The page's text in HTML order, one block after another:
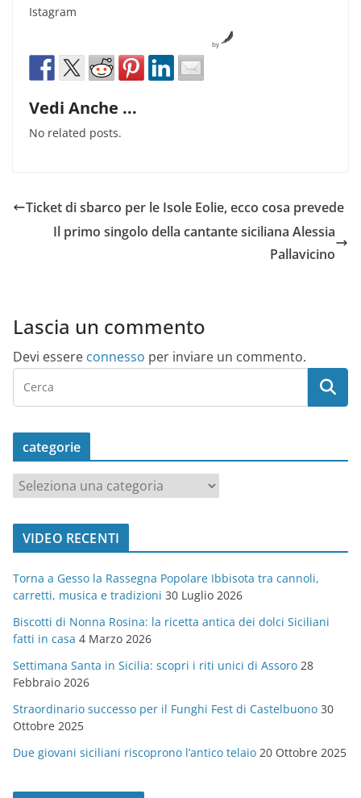
Istagram
by
Vedi Anche ...
No related posts.
Ticket di sbarco per le Isole Eolie, ecco cosa prevede
Il primo singolo della cantante siciliana Alessia
Pallavicino
Lascia un commento
Devi essere connesso per inviare un commento.
categorie
a
t
o
r
i
e
VIDEO RECENTI
Torna a Gesso la Rassegna Popolare Ibbisota tra cannoli,
carretti, musica e tradizioni 30 Luglio 2026
Biscotti di Nonna Rosina: la ricetta antica dei dolci Siciliani
fatti in casa 4 Marzo 2026
Settimana Santa in Sicilia: scopri i riti unici di Assoro 28
Febbraio 2026
Straordinario successo per il Funghi Fest di Castelbuono 30
Ottobre 2025
Due giovani siciliani riscoprono l’antico telaio 20 Ottobre 2025